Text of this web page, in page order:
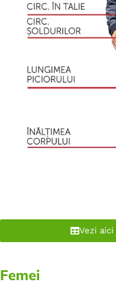
Vezi
Femei